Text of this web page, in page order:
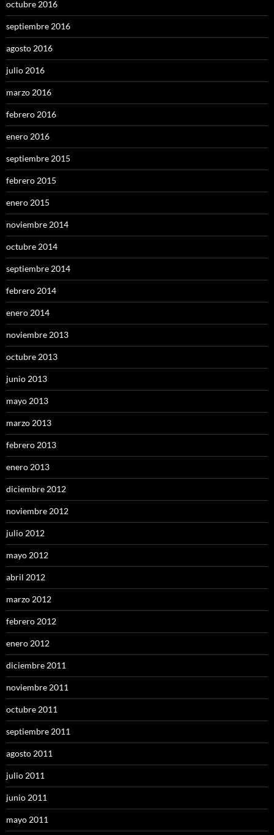
octubre 2016
septiembre 2016
agosto 2016
julio 2016
marzo 2016
febrero 2016
enero 2016
septiembre 2015
febrero 2015
enero 2015
noviembre 2014
octubre 2014
septiembre 2014
febrero 2014
enero 2014
noviembre 2013
octubre 2013
junio 2013
mayo 2013
marzo 2013
febrero 2013
enero 2013
diciembre 2012
noviembre 2012
julio 2012
mayo 2012
abril 2012
marzo 2012
febrero 2012
enero 2012
diciembre 2011
noviembre 2011
octubre 2011
septiembre 2011
agosto 2011
julio 2011
junio 2011
mayo 2011